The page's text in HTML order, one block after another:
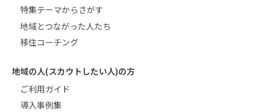
特集テーマからさがす
地域とつながった人たち
移住コーチング
地域の人(スカウトしたい人)の方
ご利用ガイド
導入事例集